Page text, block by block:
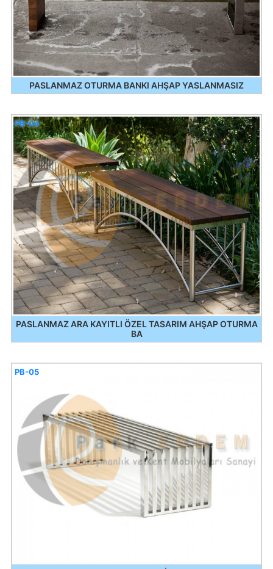
PASLANMAZ OTURMA BANKI AHŞAP YASLANMASIZ
PASLANMAZ ARA KAYITLI ÖZEL TASARIM AHŞAP OTURMA
BA
PB-04
PB-05